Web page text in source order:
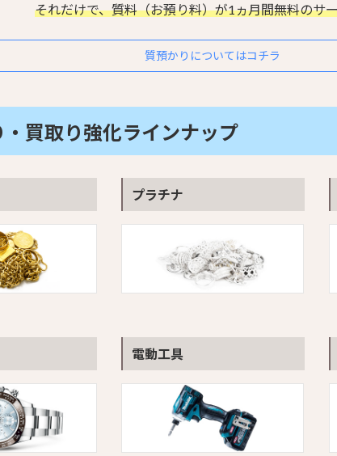
それだけで、質料（お預り料）が1ヵ月間無料のサ
質預かりについてはコチラ
・買取り強化ラインナップ
プラチナ
電動工具